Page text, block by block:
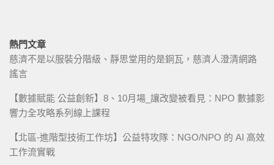
熱門文章
慈濟不是以服裝分階級、靜思堂用的是銅瓦，慈濟人澄清網路
謠言
【數據賦能 公益創新】8、10月場_讓改變被看見：NPO 數據影
響力全攻略系列線上課程
【北區-進階型技術工作坊】公益特攻隊：NGO/NPO 的 AI 高效
工作流實戰